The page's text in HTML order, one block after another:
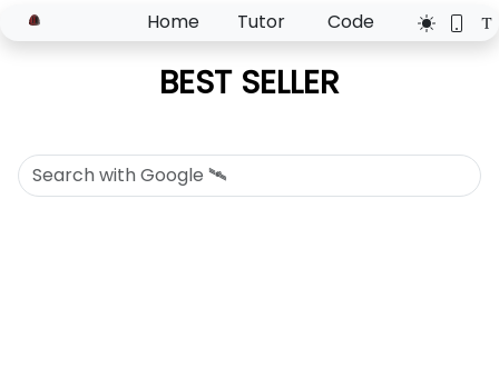
Home Tutor Code
BEST SELLER